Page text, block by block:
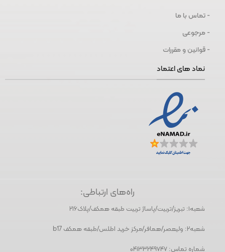
- تماس با ما
- مرجوعی
- قوانین و مقررات
نماد های اعتماد
راه‌های ارتباطی:
شعبه١: تبریز/تربیت/پاساژ تربیت طبقه همکف/پلاک۲۱۶
شعبه٢: ولیعصر/همافر/مرکز خرید اطلس/طبقه همکف b17
شماره تماس: ۰۴۱۳۳۲۴۹۷۴۷